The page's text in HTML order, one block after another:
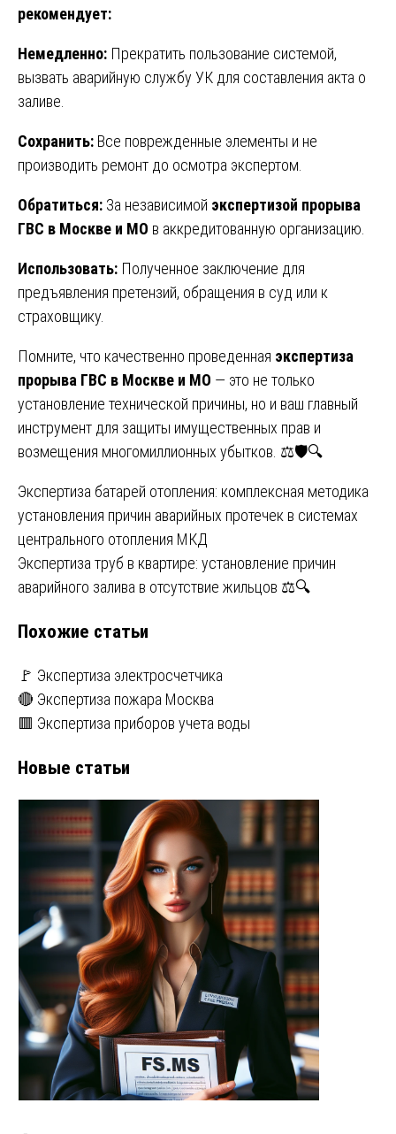
рекомендует:
Немедленно: Прекратить пользование системой,
вызвать аварийную службу УК для составления акта о
заливе.
Сохранить: Все поврежденные элементы и не
производить ремонт до осмотра экспертом.
Обратиться: За независимой экспертизой прорыва
ГВС в Москве и МО в аккредитованную организацию.
Использовать: Полученное заключение для
предъявления претензий, обращения в суд или к
страховщику.
Помните, что качественно проведенная экспертиза
прорыва ГВС в Москве и МО — это не только
установление технической причины, но и ваш главный
инструмент для защиты имущественных прав и
возмещения многомиллионных убытков. ⚖️🛡️🔍
Навигация
по
записям
Экспертиза батарей отопления: комплексная методика
установления причин аварийных протечек в системах
центрального отопления МКД
Экспертиза труб в квартире: установление причин
аварийного залива в отсутствие жильцов ⚖️🔍
Похожие статьи
🚩 Экспертиза электросчетчика
🔴 Экспертиза пожара Москва
🟥 Экспертиза приборов учета воды
Новые статьи